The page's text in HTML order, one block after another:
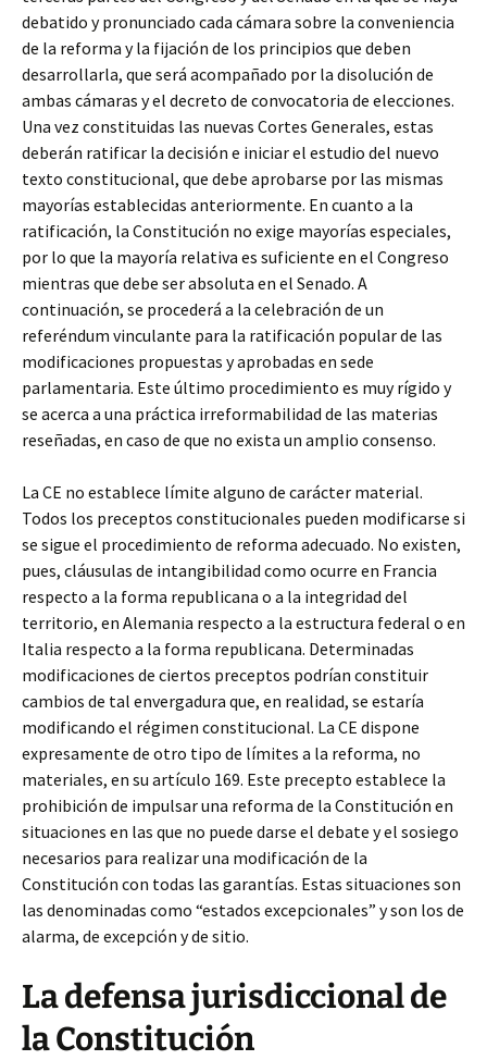
debatido y pronunciado cada cámara sobre la conveniencia
de la reforma y la fijación de los principios que deben
desarrollarla, que será acompañado por la disolución de
ambas cámaras y el decreto de convocatoria de elecciones.
Una vez constituidas las nuevas Cortes Generales, estas
deberán ratificar la decisión e iniciar el estudio del nuevo
texto constitucional, que debe aprobarse por las mismas
mayorías establecidas anteriormente. En cuanto a la
ratificación, la Constitución no exige mayorías especiales,
por lo que la mayoría relativa es suficiente en el Congreso
mientras que debe ser absoluta en el Senado. A
continuación, se procederá a la celebración de un
referéndum vinculante para la ratificación popular de las
modificaciones propuestas y aprobadas en sede
parlamentaria. Este último procedimiento es muy rígido y
se acerca a una práctica irreformabilidad de las materias
reseñadas, en caso de que no exista un amplio consenso.
La CE no establece límite alguno de carácter material.
Todos los preceptos constitucionales pueden modificarse si
se sigue el procedimiento de reforma adecuado. No existen,
pues, cláusulas de intangibilidad como ocurre en Francia
respecto a la forma republicana o a la integridad del
territorio, en Alemania respecto a la estructura federal o en
Italia respecto a la forma republicana. Determinadas
modificaciones de ciertos preceptos podrían constituir
cambios de tal envergadura que, en realidad, se estaría
modificando el régimen constitucional. La CE dispone
expresamente de otro tipo de límites a la reforma, no
materiales, en su artículo 169. Este precepto establece la
prohibición de impulsar una reforma de la Constitución en
situaciones en las que no puede darse el debate y el sosiego
necesarios para realizar una modificación de la
Constitución con todas las garantías. Estas situaciones son
las denominadas como “estados excepcionales” y son los de
alarma, de excepción y de sitio.
La defensa jurisdiccional de
la Constitución